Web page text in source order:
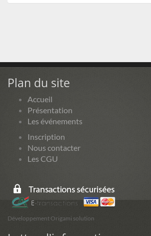
Plan du site
Accueil
Présentation
Les événements
Inscription
Nous contacter
Les CGU
Développement Origami solution